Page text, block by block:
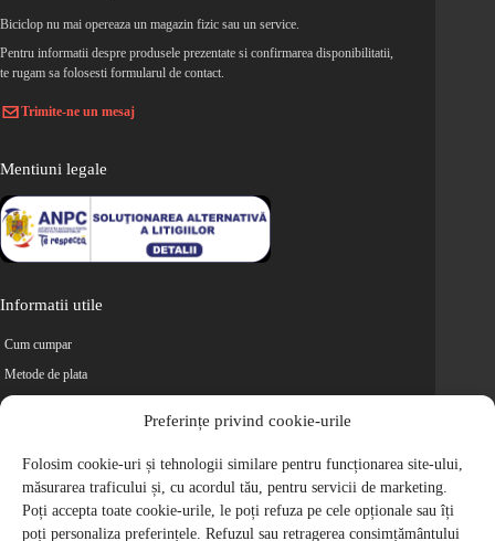
Preferințe privind cookie-urile
Folosim cookie-uri și tehnologii similare pentru funcționarea site-ului,
măsurarea traficului și, cu acordul tău, pentru servicii de marketing.
Poți accepta toate cookie-urile, le poți refuza pe cele opționale sau îți
poți personaliza preferințele. Refuzul sau retragerea consimțământului
Biciclop nu mai opereaza un magazin fizic sau un service.
Pentru informatii despre produsele prezentate si confirmarea disponibilitatii,
te rugam sa folosesti formularul de contact.
Trimite-ne un mesaj
Mentiuni legale
Informatii utile
Cum cumpar
Metode de plata
Retur
Cariere
Politica de Confidentialitate